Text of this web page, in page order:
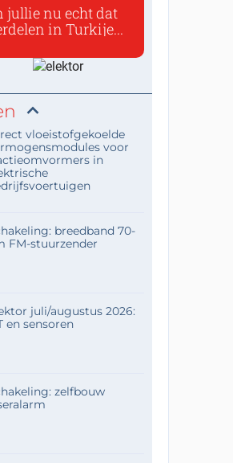
jullie nu echt dat
in Turkije...
vloeistofgekoelde
voor
in
breedband 70-
FM-stuurzender
juli/augustus 2026:
en sensoren
zelfbouw